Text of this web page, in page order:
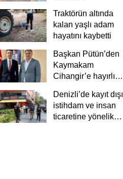
Traktörün altında
kalan yaşlı adam
hayatını kaybetti
Başkan Pütün’den
Kaymakam
Cihangir’e hayırlı
Denizli’de kayıt dışı
istihdam ve insan
ticaretine yönelik